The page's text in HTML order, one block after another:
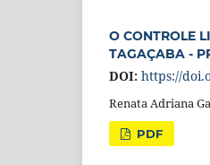
O CONTROLE
TAGAÇABA -
DOI: https://
Renata Adriana
PDF